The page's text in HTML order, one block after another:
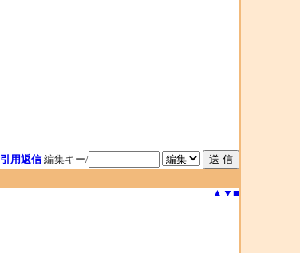
引用返信 編集キー/
▲ ▼ ■